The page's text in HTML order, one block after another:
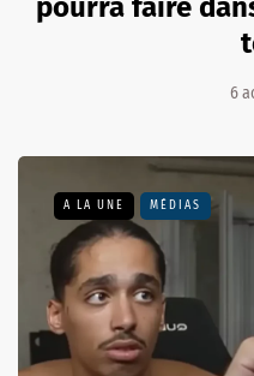
pourra faire
6
A LA UNE MÉDIAS